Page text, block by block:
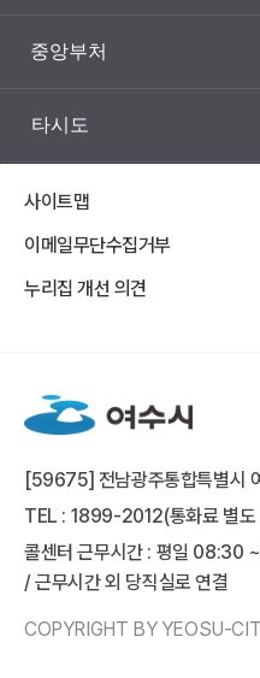
중앙부처
타시도
사이트맵
이메일무단수집거부
누리집 개선 의견
[59675] 전남광주통합특별시
TEL : 1899-2012(통화료 별
콜센터 근무시간 : 평일 08:30
/ 근무시간 외 당직실로 연결
COPYRIGHT BY YEOSU-